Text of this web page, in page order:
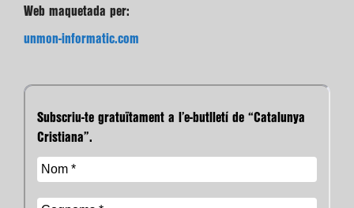
Web maquetada per:
unmon-informatic.com
Subscriu-te gratuïtament a l’e-butlletí de “Catalunya
Cristiana”.